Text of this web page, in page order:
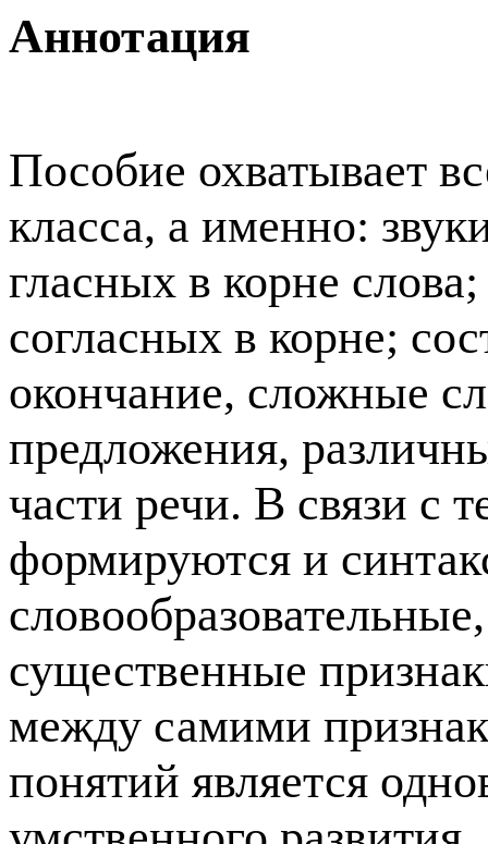
Аннотация
Пособие охватывает
класса, а именно:
гласных в корне
согласных в корне;
окончание, сложные
предложения,
части речи. В связи с
формируются и
существенные
между самими
понятий является